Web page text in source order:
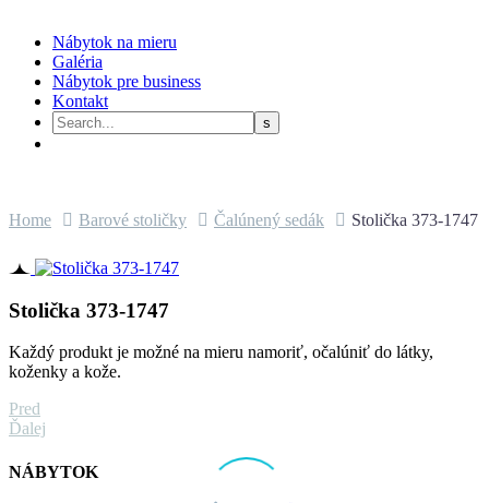
Nábytok na mieru
Galéria
Nábytok pre business
Kontakt
Home Barové stoličky Čalúnený sedák Stolička 373-1747
Stolička 373-1747
Každý produkt je možné na mieru namoriť, očalúniť do látky,
koženky a kože.
Pred
Ďalej
NÁBYTOK